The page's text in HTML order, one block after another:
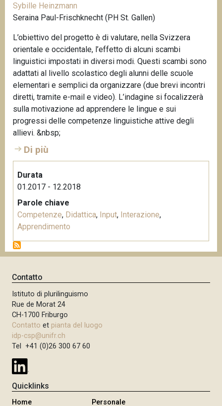
Sybille Heinzmann
Seraina Paul-Frischknecht (PH St. Gallen)
L’obiettivo del progetto è di valutare, nella Svizzera
orientale e occidentale, l’effetto di alcuni scambi
linguistici impostati in diversi modi. Questi scambi sono
adattati al livello scolastico degli alunni delle scuole
elementari e semplici da organizzare (due brevi incontri
diretti, tramite e-mail e video). L’indagine si focalizzerà
sulla motivazione ad apprendere le lingue e sui
progressi delle competenze linguistiche attive degli
allievi. &nbsp;
Di più
Durata
01.2017 - 12.2018
Parole chiave
Competenze, Didattica, Input, Interazione,
Apprendimento
Contatto
Istituto di plurilinguismo
Rue de Morat 24
CH-1700 Friburgo
Contatto et pianta del luogo
idp-csp@unifr.ch
Tel +41 (0)26 300 67 60
Quicklinks
Home Personale